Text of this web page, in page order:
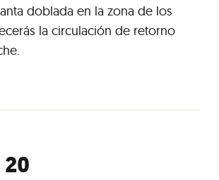
doblada en la zona de los
la circulación de retorno